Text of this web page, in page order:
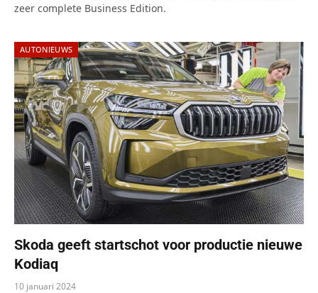
zeer complete Business Edition.
AUTONIEUWS
Skoda geeft startschot voor productie nieuwe
Kodiaq
10 januari 2024